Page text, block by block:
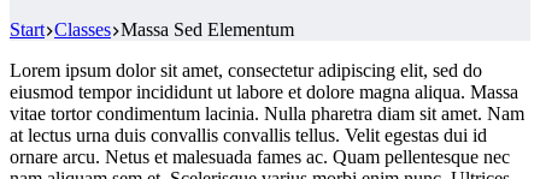
Start Classes Massa Sed Elementum
Lorem ipsum dolor sit amet, consectetur adipiscing elit, sed do
eiusmod tempor incididunt ut labore et dolore magna aliqua. Massa
vitae tortor condimentum lacinia. Nulla pharetra diam sit amet. Nam
at lectus urna duis convallis convallis tellus. Velit egestas dui id
ornare arcu. Netus et malesuada fames ac. Quam pellentesque nec